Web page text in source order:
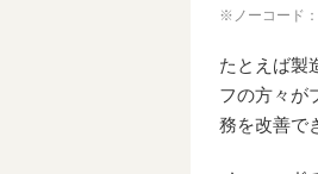
※ノーコード
たとえば製
フの方々が
務を改善で